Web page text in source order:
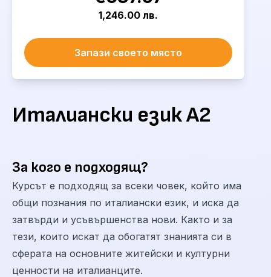
Италиански език А2
За кого е подходящ?
Курсът е подходящ за всеки човек, който има
общи познания по италиански език, и иска да
затвърди и усъвършенства нови. Както и за
тези, които искат да обогатят знанията си в
сферата на основните житейски и културни
ценности на италианците.
1,246.00 лв.
Запази своето място